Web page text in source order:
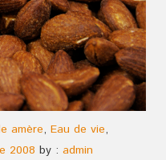
amère, Eau de vie,
2008 by : admin